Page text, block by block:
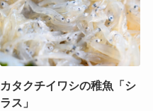
カタクチイワシの稚魚「シ
ラス」